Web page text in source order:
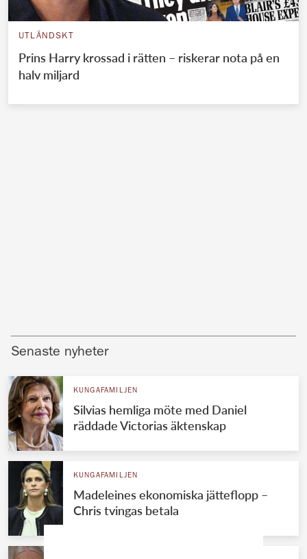
UTLÄNDSKT
Prins Harry krossad i rätten – riskerar nota på en
halv miljard
Senaste nyheter
KUNGAFAMILJEN
Silvias hemliga möte med Daniel
räddade Victorias äktenskap
KUNGAFAMILJEN
Madeleines ekonomiska jätteflopp –
Chris tvingas betala